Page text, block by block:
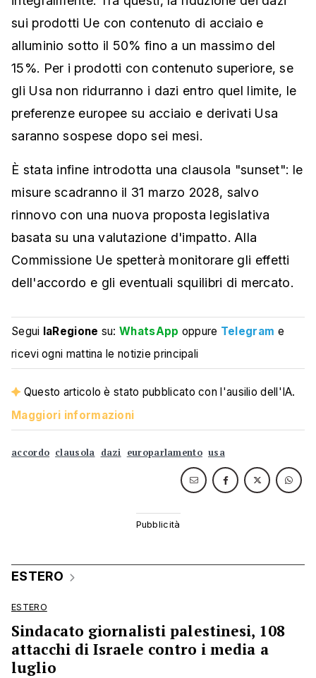
sui prodotti Ue con contenuto di acciaio e
alluminio sotto il 50% fino a un massimo del
15%. Per i prodotti con contenuto superiore, se
gli Usa non ridurranno i dazi entro quel limite, le
preferenze europee su acciaio e derivati Usa
saranno sospese dopo sei mesi.
È stata infine introdotta una clausola "sunset": le
misure scadranno il 31 marzo 2028, salvo
rinnovo con una nuova proposta legislativa
basata su una valutazione d'impatto. Alla
Commissione Ue spetterà monitorare gli effetti
dell'accordo e gli eventuali squilibri di mercato.
Segui laRegione su:WhatsApp oppure Telegram e
ricevi ogni mattina le notizie principali
Questo articolo è stato pubblicato con l'ausilio dell'IA.
Maggiori informazioni
accordo clausola dazi europarlamento usa
ESTERO
ESTERO
Sindacato giornalisti palestinesi, 108
attacchi di Israele contro i media a
luglio